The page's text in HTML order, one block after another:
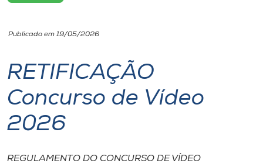
Portal de Ensino
Unoesc
Internacionalização
I.nova
Diplomados
Publicado em 19/05/2026
RETIFICAÇÃO
Concurso de Vídeo
2026
REGULAMENTO DO CONCURSO DE VÍDEO